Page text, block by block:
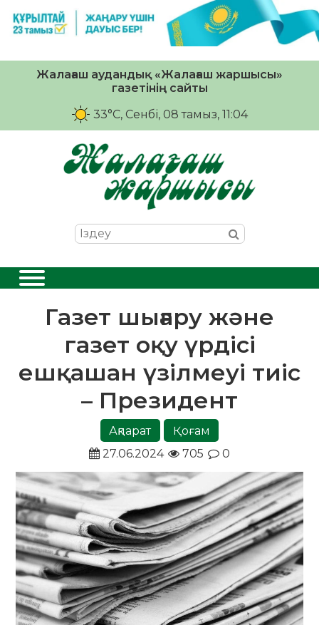
Жалағаш аудандық «Жалағаш жаршысы»
газетінің сайты
33°C, Сенбі, 08 тамыз, 11:04
Газет шығару және
газет оқу үрдісі
ешқашан үзілмеуі тиіс
– Президент
Ақпарат
Қоғам
27.06.2024
705 0